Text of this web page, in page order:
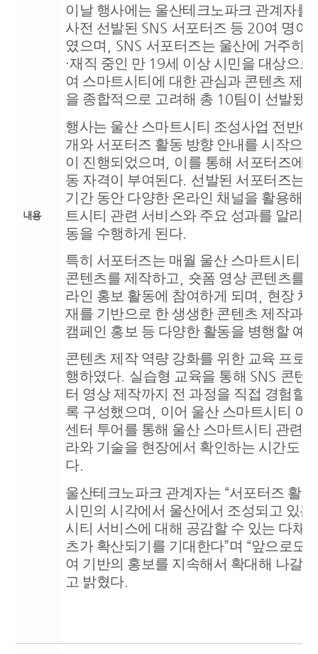
내용
이날 행사에는 울산테크노파크 관계자를
사전 선발된 SNS 서포터즈 등 20여 명이
였으며
, SNS 서포터즈는 울산에 거주하
·재직 중인 만 19세 이상 시민을 대상으로
여 스마트시티에 대한 관심과 콘텐츠 제
을 종합적으로 고려해 총 10팀이 선발됐
행사는 울산 스마트시티 조성사업 전반에
개와 서포터즈 활동 방향 안내를 시작으
이 진행되었으며
이를 통해 서포터즈에
동 자격이 부여된다. 선발된 서포터즈는
기간 동안 다양한 온라인 채널을 활용해
트시티 관련 서비스와 주요 성과를 알리
동을 수행하게 된다.
특히 서포터즈는 매월 울산 스마트시티
콘텐츠를 제작하고
숏폼 영상 콘텐츠를
라인 홍보 활동에 참여하게 되며
현장 체
재를 기반으로 한 생생한 콘텐츠 제작과
캠페인 홍보 등 다양한 활동을 병행할 예
콘텐츠 제작 역량 강화를 위한 교육 프로
행하였다. 실습형 교육을 통해 SNS 콘텐
터 영상 제작까지 전 과정을 직접 경험할
록 구성했으며
이어 울산 스마트시티 이
센터 투어를 통해 울산 스마트시티 관련
라와 기술을 현장에서 확인하는 시간도
다.
울산테크노파크 관계자는 “서포터즈 활
시민의 시각에서 울산에서 조성되고 있는
시티 서비스에 대해 공감할 수 있는 다채
츠가 확산되기를 기대한다”며 “앞으로도
여 기반의 홍보를 지속해서 확대해 나갈
고 밝혔다.